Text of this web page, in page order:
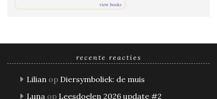
view books
recente reacties
Lilian op Diersymboliek: de muis
Luna op Leesdoelen 2026 update #2